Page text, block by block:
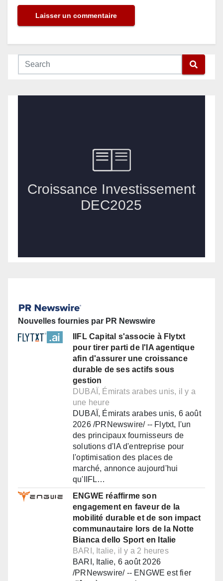
Nouvelles fournies par PR Newswire
IIFL Capital s'associe à Flytxt
pour tirer parti de l'IA agentique
afin d'assurer une croissance
durable de ses actifs sous
gestion
DUBAÏ, Émirats arabes unis, il y a
une heure
DUBAÏ, Émirats arabes unis, 6 août
2026 /PRNewswire/ -- Flytxt, l'un
des principaux fournisseurs de
solutions d'IA d'entreprise pour
l'optimisation des places de
marché, annonce aujourd'hui
qu'IIFL…
ENGWE réaffirme son
engagement en faveur de la
mobilité durable et de son impact
communautaire lors de la Notte
Bianca dello Sport en Italie
BARI, Italie, il y a 2 heures
BARI, Italie, 6 août 2026
/PRNewswire/ -- ENGWE est fier